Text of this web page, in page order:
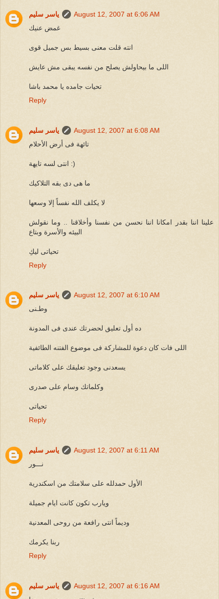
ياسر سليم
August 12, 2007 at 6:06 AM
غمض عنيك
انته قلت معنى بسيط بس جميل قوى
اللى ما بيحاولش يصلح من نفسه يبقى مش عايش
تحيات جامده يا محمد باشا
Reply
ياسر سليم
August 12, 2007 at 6:08 AM
تائهة فى أرض الأحلام
انتى لسه تايهة :)
ما هى دى بقه التلاكيك
لا يكلف الله نفساً إلا وسعها
علينا اننا بقدر امكانا اننا نحسن من نفسنا وأخلاقنا .. وما نقولش
البيئه والأسرة وبتاع
تحياتى ليكِ
Reply
ياسر سليم
August 12, 2007 at 6:10 AM
وطـنى
ده أول تعليق لحضرتك عندى فى المدونة
اللى فات كان دعوة للمشاركة فى موضوع الفتنه الطائفية
يسعدنى وجود تعليقك على كلاماتى
وكلماتك وسام على صدرى
تحياتى
Reply
ياسر سليم
August 12, 2007 at 6:11 AM
نـــور
الأول حمدلله على سلامتك من اسكندرية
ويارب تكون كانت ايام جميلة
وديماً انتى رافعة من روحى المعدنية
ربنا يكرمك
Reply
ياسر سليم
August 12, 2007 at 6:16 AM